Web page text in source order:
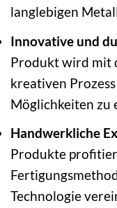
langlebigen
Innovative und
Produkt wird mit
kreativen
Möglichkeiten zu
Handwerkliche
Produkte
Technologie